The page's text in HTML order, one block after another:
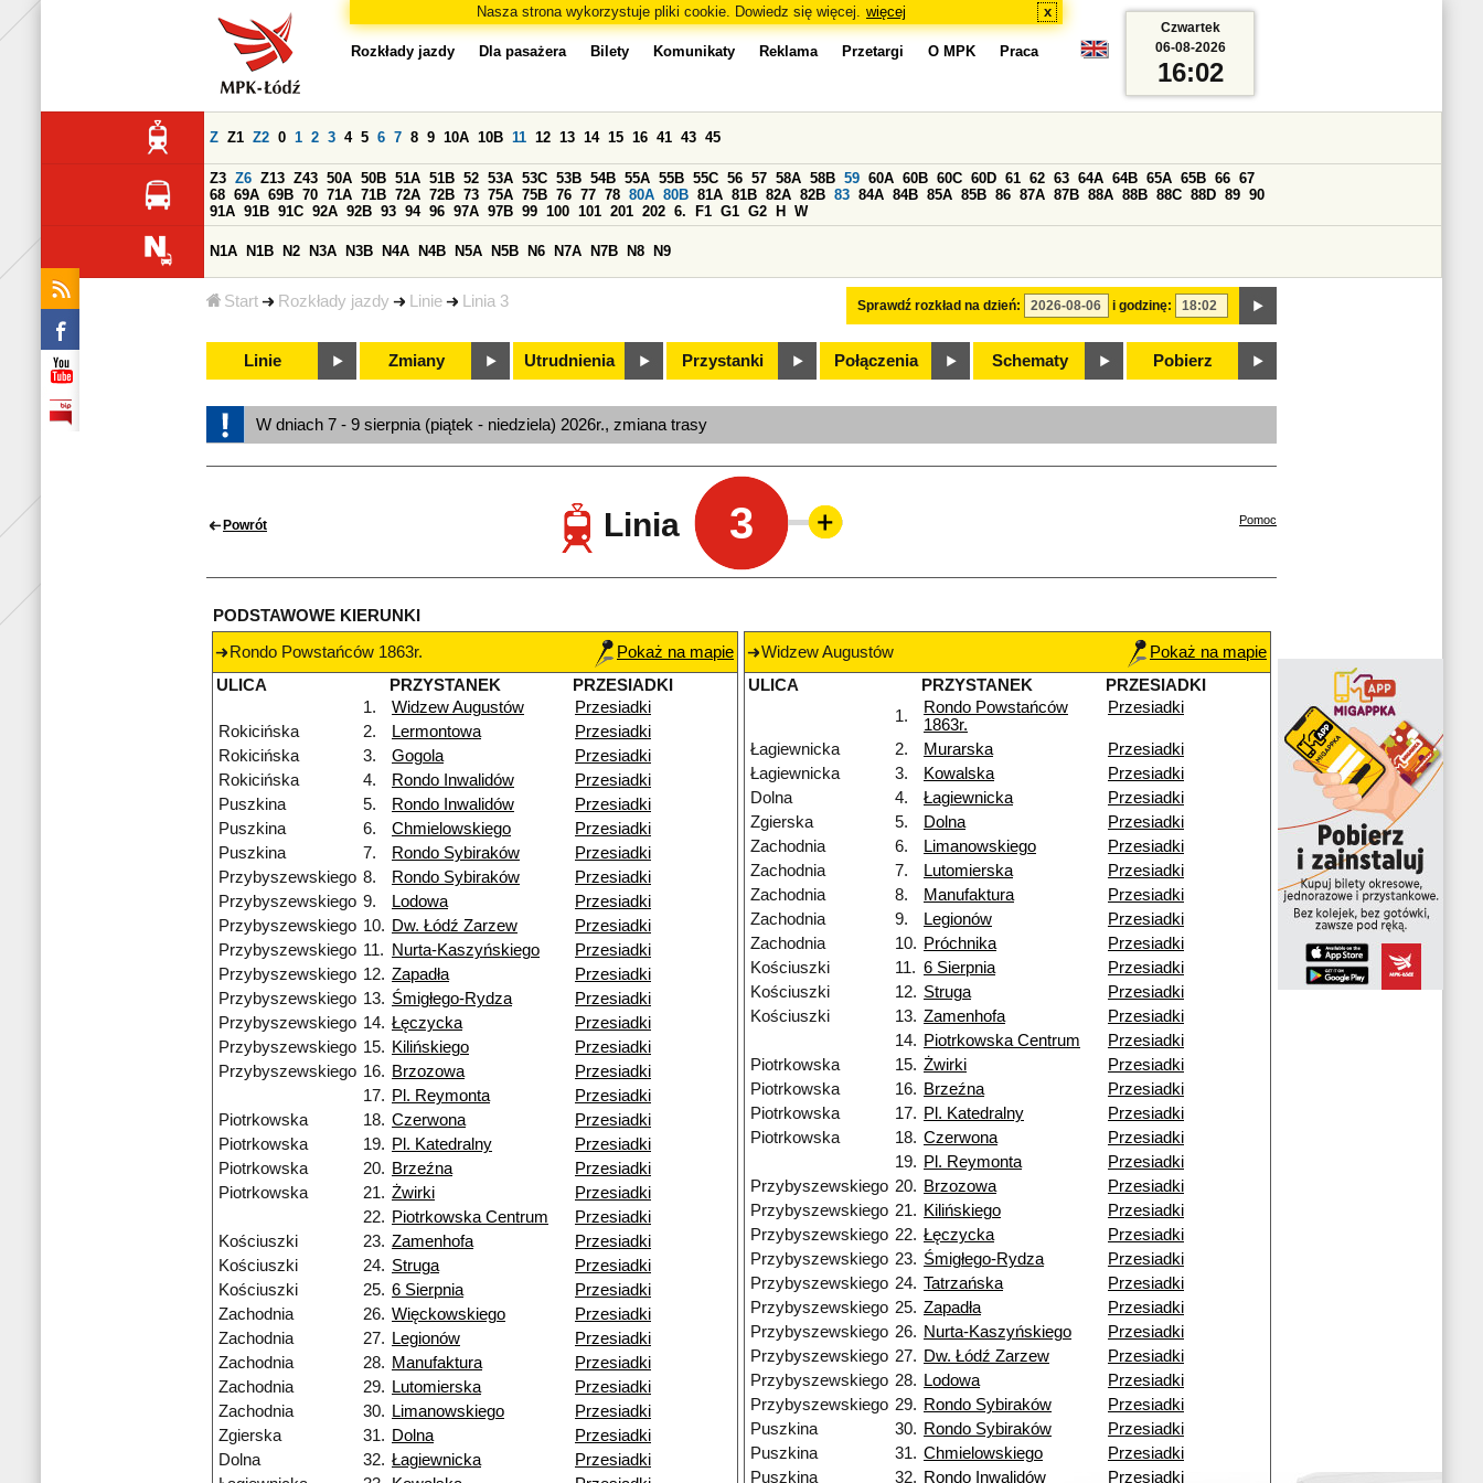
Nasza strona wykorzystuje pliki cookie. Dowiedz się więcej. więcej x
Start Rozkłady jazdy Linie Linia 3
Rozkłady jazdy Dla pasażera Bilety Komunikaty Reklama Przetargi O MPK Praca
Sprawdź rozkład na dzień: i godzinę:
Z Z1 Z2 0 1 2 3 4 5 6 7 8 9 10A 10B 11 12 13 14 15 16 41 43 45
Z3 Z6 Z13 Z43 50A 50B 51A 51B 52 53A 53C 53B 54B 55A 55B 55C 56 57 58A 58B 59 60A 60B 60C 60D 61 62 63 64A 64B 65A 65B 66 67
68 69A 69B 70 71A 71B 72A 72B 73 75A 75B 76 77 78 80A 80B 81A 81B 82A 82B 83 84A 84B 85A 85B 86 87A 87B 88A 88B 88C 88D 89 90
91A 91B 91C 92A 92B 93 94 96 97A 97B 99 100 101 201 202 6. F1 G1 G2 H W
N1A N1B N2 N3A N3B N4A N4B N5A N5B N6 N7A N7B N8 N9
Linie Zmiany Utrudnienia Przystanki Połączenia Schematy Pobierz
Czwartek
06-08-2026
16:02
W dniach 7 - 9 sierpnia (piątek - niedziela) 2026r., zmiana trasy
Powrót Linia 3 Pomoc
PODSTAWOWE KIERUNKI
Rondo Powstańców 1863r.
Pokaż na mapie
ULICA
PRZYSTANEK
PRZESIADKI
1.
Widzew Augustów
Przesiadki
Rokicińska
2. Lermontowa
Przesiadki
Rokicińska
3. Gogola
Przesiadki
Rokicińska
4. Rondo Inwalidów
Przesiadki
Puszkina
5. Rondo Inwalidów
Przesiadki
Puszkina
6. Chmielowskiego
Przesiadki
Puszkina
7. Rondo Sybiraków
Przesiadki
Przybyszewskiego 8. Rondo Sybiraków
Przesiadki
Przybyszewskiego 9. Lodowa
Przesiadki
Przybyszewskiego 10. Dw. Łódź Zarzew
Przesiadki
Przybyszewskiego 11. Nurta-Kaszyńskiego
Przesiadki
Przybyszewskiego 12. Zapadła
Przesiadki
Przybyszewskiego 13. Śmigłego-Rydza
Przesiadki
Przybyszewskiego 14. Łęczycka
Przesiadki
Przybyszewskiego 15. Kilińskiego
Przesiadki
Przybyszewskiego 16. Brzozowa
Przesiadki
17. Pl. Reymonta
Przesiadki
Piotrkowska
18. Czerwona
Przesiadki
Piotrkowska
19. Pl. Katedralny
Przesiadki
Piotrkowska
20. Brzeźna
Przesiadki
Piotrkowska
21. Żwirki
Przesiadki
22. Piotrkowska Centrum
Przesiadki
Kościuszki
23. Zamenhofa
Przesiadki
Kościuszki
24. Struga
Przesiadki
Kościuszki
25. 6 Sierpnia
Przesiadki
Zachodnia
26. Więckowskiego
Przesiadki
Zachodnia
27. Legionów
Przesiadki
Zachodnia
28. Manufaktura
Przesiadki
Zachodnia
29. Lutomierska
Przesiadki
Zachodnia
30. Limanowskiego
Przesiadki
Zgierska
31. Dolna
Przesiadki
Dolna
32. Łagiewnicka
Przesiadki
Widzew Augustów
Pokaż na mapie
ULICA
PRZYSTANEK
PRZESIADKI
1.
Rondo Powstańców
1863r.
Przesiadki
Łagiewnicka 2. Murarska
Przesiadki
Łagiewnicka
3. Kowalska
Przesiadki
Dolna
4. Łagiewnicka
Przesiadki
Zgierska
5. Dolna
Przesiadki
Zachodnia
6. Limanowskiego
Przesiadki
Zachodnia
7. Lutomierska
Przesiadki
Zachodnia
8. Manufaktura
Przesiadki
Zachodnia
9. Legionów
Przesiadki
Zachodnia
10. Próchnika
Przesiadki
Kościuszki
11. 6 Sierpnia
Przesiadki
Kościuszki
12. Struga
Przesiadki
Kościuszki
13. Zamenhofa
Przesiadki
14. Piotrkowska Centrum
Przesiadki
Piotrkowska
15. Żwirki
Przesiadki
Piotrkowska
16. Brzeźna
Przesiadki
Piotrkowska
17. Pl. Katedralny
Przesiadki
Piotrkowska
18. Czerwona
Przesiadki
19. Pl. Reymonta
Przesiadki
Przybyszewskiego 20. Brzozowa
Przesiadki
Przybyszewskiego 21. Kilińskiego
Przesiadki
Przybyszewskiego 22. Łęczycka
Przesiadki
Przybyszewskiego 23. Śmigłego-Rydza
Przesiadki
Przybyszewskiego 24. Tatrzańska
Przesiadki
Przybyszewskiego 25. Zapadła
Przesiadki
Przybyszewskiego 26. Nurta-Kaszyńskiego
Przesiadki
Przybyszewskiego 27. Dw. Łódź Zarzew
Przesiadki
Przybyszewskiego 28. Lodowa
Przesiadki
Przybyszewskiego 29. Rondo Sybiraków
Przesiadki
Puszkina
30. Rondo Sybiraków
Przesiadki
Puszkina
31. Chmielowskiego
Przesiadki
Puszkina
32. Rondo Inwalidów Przesiadki